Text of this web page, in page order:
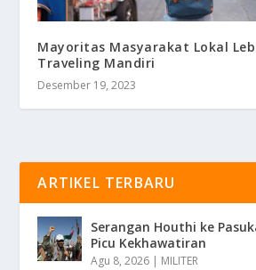
Mayoritas Masyarakat Lokal
Traveling Mandiri
Desember 19, 2023
ARTIKEL TERBARU
Serangan Houthi ke
Picu Kekhawatiran
Agu 8, 2026 | MILITER